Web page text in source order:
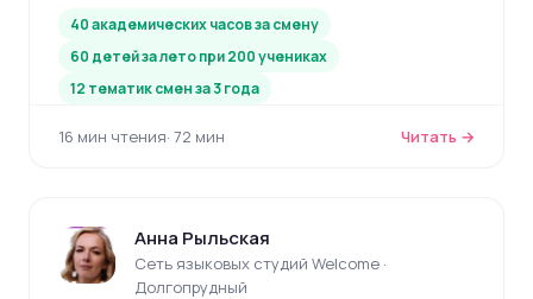
языковых школ.
40 академических часов за смену
60 детей за лето при 200 учениках
12 тематик смен за 3 года
16 мин чтения· 72 мин Читать →
Анна Рыльская
Сеть языковых студий Welcome ·
Долгопрудный